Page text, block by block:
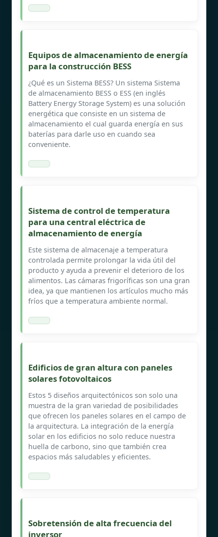
Equipos de almacenamiento de energía
para la construcción BESS
¿Qué es un Sistema BESS? Un sistema Sistema
de almacenamiento BESS o ESS (en inglés
Battery Energy Storage System) es una solución
energética que consiste en un sistema de
almacenamiento el cual guarda energía en sus
baterías para darle uso en cuando sea
conveniente.
Sistema de control de temperatura
para una central eléctrica de
almacenamiento de energía
Este sistema de almacenaje a temperatura
controlada permite prolongar la vida útil del
producto y ayuda a prevenir el deterioro de los
alimentos. Las cámaras frigoríficas son una gran
idea, ya que mantienen los artículos mucho más
fríos que a temperatura ambiente normal.
Edificios de gran altura con paneles
solares fotovoltaicos
Estos 5 diseños arquitectónicos son solo una
muestra de la gran variedad de posibilidades
que ofrecen los paneles solares en el campo de
la arquitectura. La integración de la energía
solar en los edificios no solo reduce nuestra
huella de carbono, sino que también crea
espacios más saludables y eficientes.
Sobretensión de alta frecuencia del
inversor